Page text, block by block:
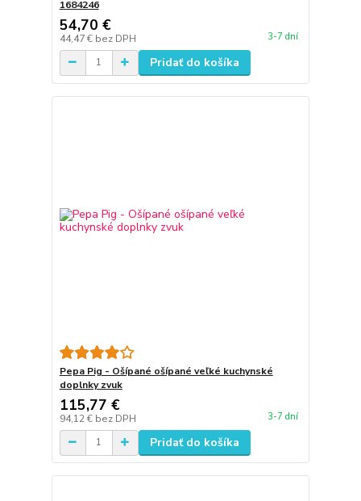
1684246
54,70 €
44,47 € bez DPH 3-7 dní
Pridať do košíka
Pepa Pig - Ošípané ošípané veľké kuchynské
doplnky zvuk
115,77 €
94,12 € bez DPH 3-7 dní
Pridať do košíka